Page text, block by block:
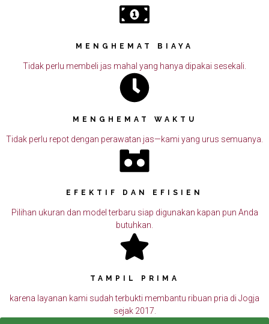
MENGHEMAT BIAYA
Tidak perlu membeli jas mahal yang hanya dipakai sesekali.
MENGHEMAT WAKTU
Tidak perlu repot dengan perawatan jas—kami yang urus semuanya.
EFEKTIF DAN EFISIEN
Pilihan ukuran dan model terbaru siap digunakan kapan pun Anda
butuhkan.
TAMPIL PRIMA
karena layanan kami sudah terbukti membantu ribuan pria di Jogja
sejak 2017.